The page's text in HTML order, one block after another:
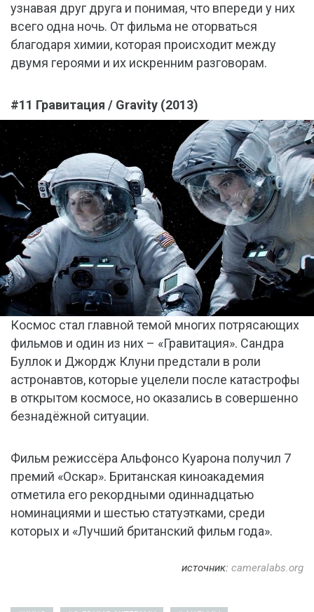
узнавая друг друга и понимая, что впереди у них
всего одна ночь. От фильма не оторваться
благодаря химии, которая происходит между
двумя героями и их искренним разговорам.
#11 Гравитация / Gravity (2013)
Космос стал главной темой многих потрясающих
фильмов и один из них – «Гравитация». Сандра
Буллок и Джордж Клуни предстали в роли
астронавтов, которые уцелели после катастрофы
в открытом космосе, но оказались в совершенно
безнадёжной ситуации.
Фильм режиссёра Альфонсо Куарона получил 7
премий «Оскар». Британская киноакадемия
отметила его рекордными одиннадцатью
номинациями и шестью статуэтками, среди
которых и «Лучший британский фильм года».
источник: cameralabs.org